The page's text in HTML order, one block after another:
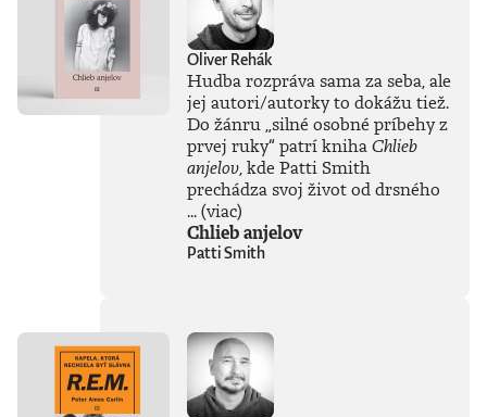
imagináciu, Garáže,
gitaru, klavír,
mamu, otca aj
brata.Štyri
medzihry vo forme
posluchových
jukeboxov testujú
Denisov hudobný
rozhľad. Body
pozbiera takmer za
všetko.Za rozhovor
s Denisom Bangom
o Beatles, ktorý je
Oliver Rehák
Hudba rozpráva sama za seba, ale
jej autori/autorky to dokážu tiež.
Do žánru „silné osobné príbehy z
prvej ruky“patrí knihaChlieb
anjelov, kde Patti Smith
prechádza svoj život od drsného
...(viac)
Chlieb anjelov
Patti Smith